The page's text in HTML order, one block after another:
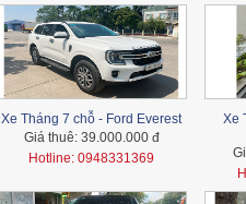
Xe Tháng 7 chỗ - Ford Everest
Giá thuê: 39.000.000 đ
Hotline: 0948331369
Xe